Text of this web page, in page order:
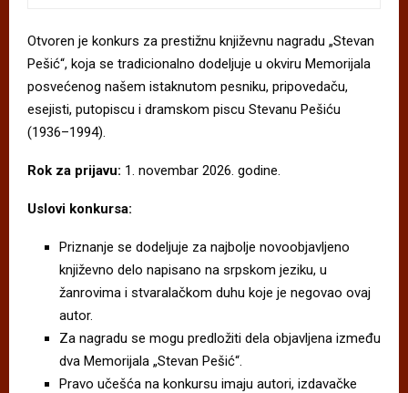
Otvoren je konkurs za prestižnu književnu nagradu „Stevan
Pešić“, koja se tradicionalno dodeljuje u okviru Memorijala
posvećenog našem istaknutom pesniku, pripovedaču,
esejisti, putopiscu i dramskom piscu Stevanu Pešiću
(1936–1994).
Rok za prijavu: 1. novembar 2026. godine.
Uslovi konkursa:
Priznanje se dodeljuje za najbolje novoobjavljeno
književno delo napisano na srpskom jeziku, u
žanrovima i stvaralačkom duhu koje je negovao ovaj
autor.
Za nagradu se mogu predložiti dela objavljena između
dva Memorijala „Stevan Pešić“.
Pravo učešća na konkursu imaju autori, izdavačke